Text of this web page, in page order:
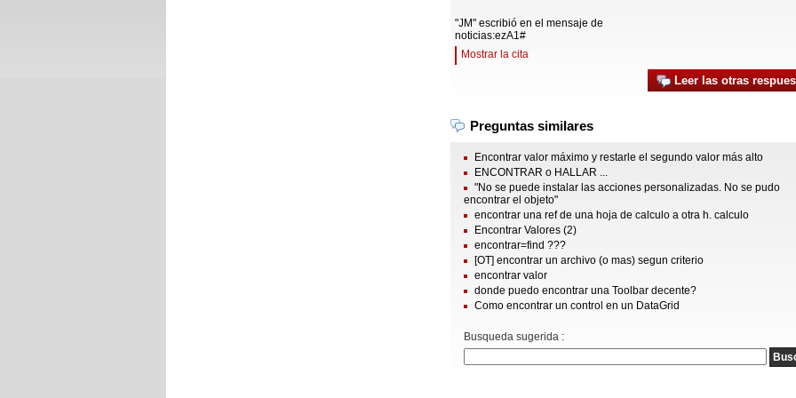
"JM" escribió en el mensaje de
noticias:ezA1#
Mostrar la cita
Leer las otras
Preguntas similares
Encontrar valor máximo y restarle el segundo valor más alto
ENCONTRAR o HALLAR ...
"No se puede instalar las acciones personalizadas. No se pudo
encontrar el objeto"
encontrar una ref de una hoja de calculo a otra h. calculo
Encontrar Valores (2)
encontrar=find ???
[OT] encontrar un archivo (o mas) segun criterio
encontrar valor
donde puedo encontrar una Toolbar decente?
Como encontrar un control en un DataGrid
Busqueda sugerida :